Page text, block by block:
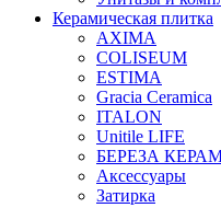
Керамическая плитка
AXIMA
COLISEUM
ESTIMA
Gracia Ceramica
ITALON
Unitile LIFE
БЕРЕЗА
Аксессуары
Затирка